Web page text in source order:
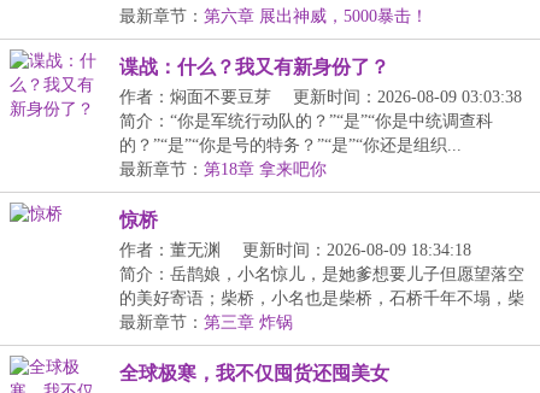
最新章节： 第六章 展出神威，5000暴击！
谍战：什么？我又有新身份了？
作者：焖面不要豆芽
更新时间：2026-08-09 03:03:38
简介：“你是军统行动队的？”“是”“你是中统调查科
的？”“是”“你是号的特务？”“是”“你还是组织...
最新章节： 第18章 拿来吧你
惊桥
作者：董无渊
更新时间：2026-08-09 18:34:18
简介：岳鹊娘，小名惊儿，是她爹想要儿子但愿望落空
的美好寄语；柴桥，小名也是柴桥，石桥千年不塌，柴
桥...
最新章节： 第三章 炸锅
全球极寒，我不仅囤货还囤美女